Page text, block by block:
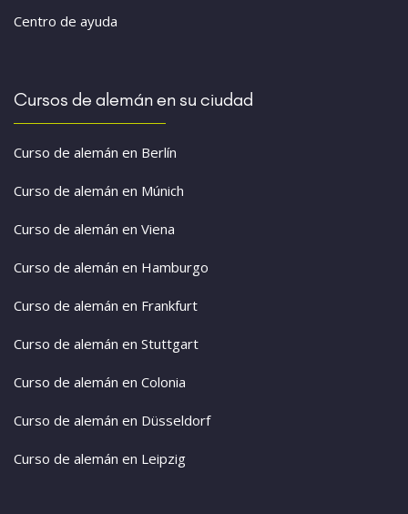
Centro de ayuda
Cursos de alemán en su ciudad
Curso de alemán en Berlín
Curso de alemán en Múnich
Curso de alemán en Viena
Curso de alemán en Hamburgo
Curso de alemán en Frankfurt
Curso de alemán en Stuttgart
Curso de alemán en Colonia
Curso de alemán en Düsseldorf
Curso de alemán en Leipzig